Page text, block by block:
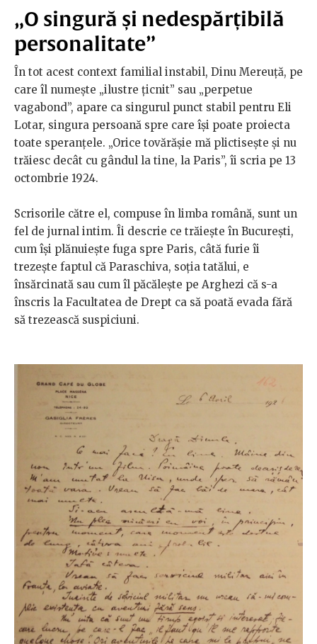
„O singură și nedespărțibilă
personalitate”
În tot acest context familial instabil, Dinu Mereuță, pe
care îl numește „ilustre țicnit” sau „perpetue
vagabond”, apare ca singurul punct stabil pentru Eli
Lotar, singura persoană spre care își poate proiecta
toate speranțele. „Orice tovărășie mă plictisește și nu
trăiesc decât cu gândul la tine, la Paris”, îi scria pe 13
octombrie 1924.
Scrisorile către el, compuse în limba română, sunt un
fel de jurnal intim. Îi descrie ce trăiește în București,
cum își plănuiește fuga spre Paris, câtă furie îi
trezește faptul că Paraschiva, soția tatălui, e
însărcinată sau cum îl păcălește pe Arghezi că s-a
înscris la Facultatea de Drept ca să poată evada fără
să trezească suspiciuni.